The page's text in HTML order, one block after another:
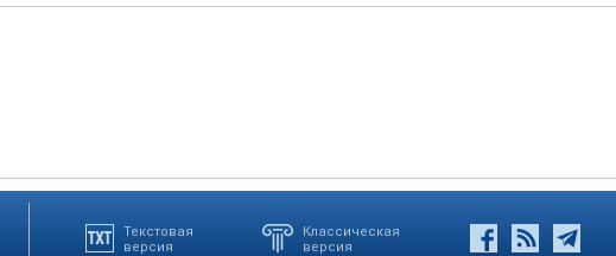
Текстовая
версия
Классическая
версия